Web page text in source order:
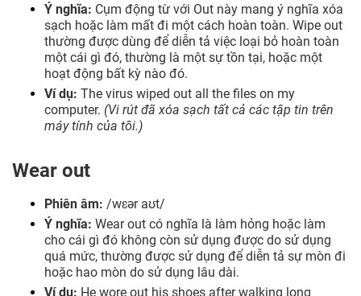
Ý nghĩa: Cụm động từ với Out này mang ý nghĩa xóa
sạch hoặc làm mất đi một cách hoàn toàn. Wipe out
thường được dùng để diễn tả việc loại bỏ hoàn toàn
một cái gì đó, thường là một sự tồn tại, hoặc một
hoạt động bất kỳ nào đó.
Ví dụ: The virus wiped out all the files on my
computer. (Vi rút đã xóa sạch tất cả các tập tin trên
máy tính của tôi.)
Wear out
Phiên âm: /wɛər aʊt/
Ý nghĩa: Wear out có nghĩa là làm hỏng hoặc làm
cho cái gì đó không còn sử dụng được do sử dụng
quá mức, thường được sử dụng để diễn tả sự mòn đi
hoặc hao mòn do sử dụng lâu dài.
Ví dụ: He wore out his shoes after walking long